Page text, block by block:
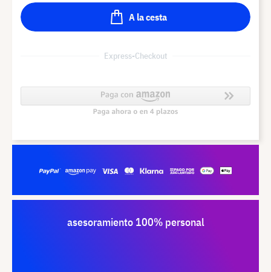
A la cesta
Express-Checkout
asesoramiento 100% personal